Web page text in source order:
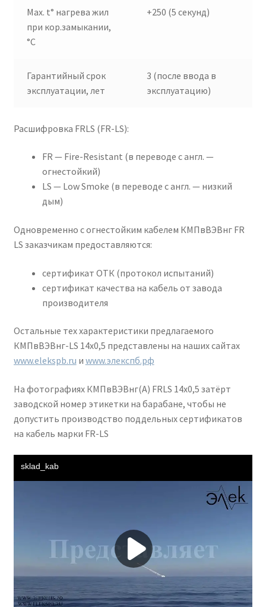
Max. t° нагрева жил
при кор.замыкании,
°C
+250 (5 секунд)
Гарантийный срок
эксплуатации, лет
3 (после ввода в
эксплуатацию)
Расшифровка FRLS (FR-LS):
FR — Fire-Resistant (в переводе с англ. —
огнестойкий)
LS — Low Smoke (в переводе с англ. — низкий
дым)
Одновременно с огнестойким кабелем КМПвВЭВнг FR
LS заказчикам предоставляются:
сертификат ОТК (протокол испытаний)
сертификат качества на кабель от завода
производителя
Остальные тех характеристики предлагаемого
КМПвВЭВнг-LS 14х0,5 представлены на наших сайтах
www.elekspb.ru и www.элекспб.рф
На фотографиях КМПвВЭВнг(А) FRLS 14х0,5 затёрт
заводской номер этикетки на барабане, чтобы не
допустить производство поддельных сертификатов
на кабель марки FR-LS